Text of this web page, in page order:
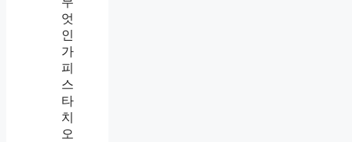
엇
인
가
피
스
타
치
오